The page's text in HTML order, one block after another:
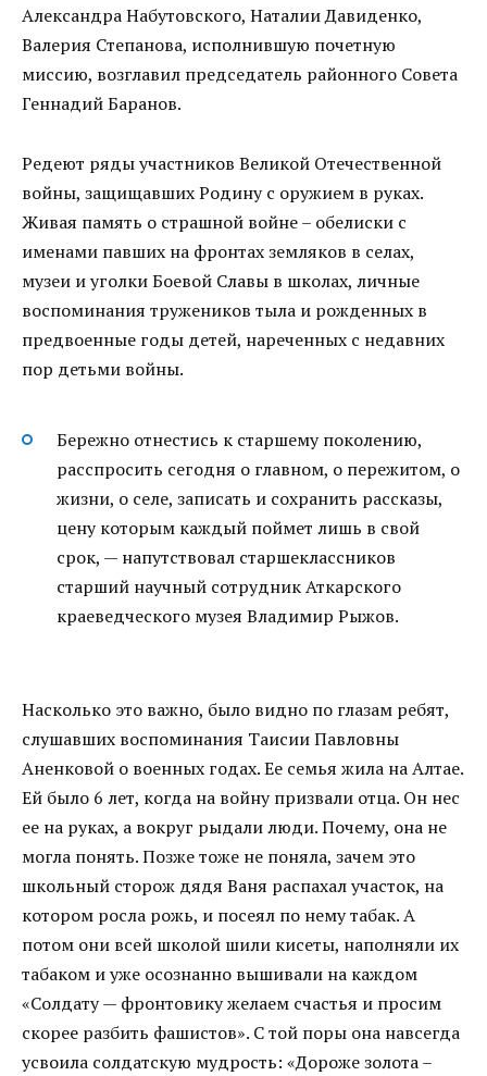
Александра Набутовского, Наталии Давиденко,
Валерия Степанова, исполнившую почетную
миссию, возглавил председатель районного Совета
Геннадий Баранов.
Редеют ряды участников Великой Отечественной
войны, защищавших Родину с оружием в руках.
Живая память о страшной войне – обелиски с
именами павших на фронтах земляков в селах,
музеи и уголки Боевой Славы в школах, личные
воспоминания тружеников тыла и рожденных в
предвоенные годы детей, нареченных с недавних
пор детьми войны.
Бережно отнестись к старшему поколению,
расспросить сегодня о главном, о пережитом, о
жизни, о селе, записать и сохранить рассказы,
цену которым каждый поймет лишь в свой
срок, — напутствовал старшеклассников
старший научный сотрудник Аткарского
краеведческого музея Владимир Рыжов.
Насколько это важно, было видно по глазам ребят,
слушавших воспоминания Таисии Павловны
Аненковой о военных годах. Ее семья жила на Алтае.
Ей было 6 лет, когда на войну призвали отца. Он нес
ее на руках, а вокруг рыдали люди. Почему, она не
могла понять. Позже тоже не поняла, зачем это
школьный сторож дядя Ваня распахал участок, на
котором росла рожь, и посеял по нему табак. А
потом они всей школой шили кисеты, наполняли их
табаком и уже осознанно вышивали на каждом
«Солдату — фронтовику желаем счастья и просим
скорее разбить фашистов». С той поры она навсегда
усвоила солдатскую мудрость: «Дороже золота –